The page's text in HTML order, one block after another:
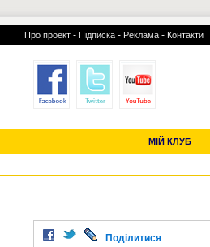
Про проект - Підписка - Реклама - Контакти
МІЙ КЛУБ
УСІ ТРАНСФЕРИ
Поділитися